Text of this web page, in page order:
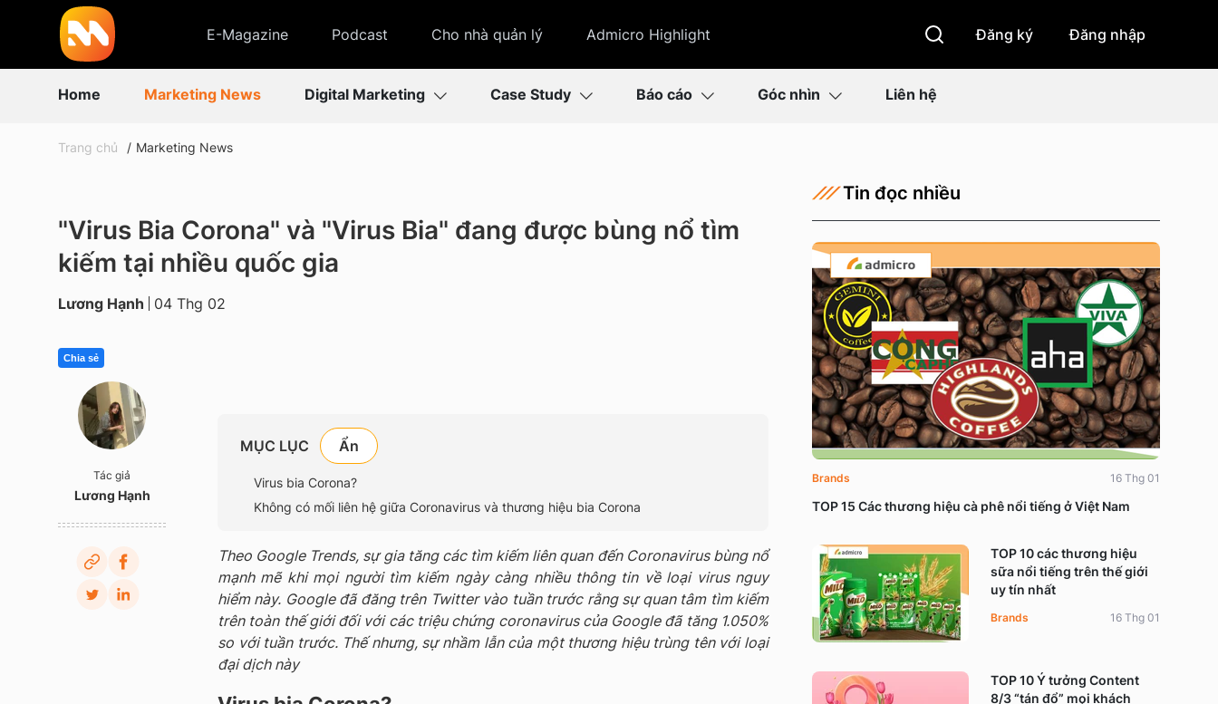
E-Magazine Podcast Cho nhà quản lý Admicro Highlight Đăng ký Đăng nhập
Home Marketing News Digital Marketing Case Study Báo cáo Góc nhìn Liên hệ
Trang chủ Marketing News
"Virus Bia Corona" và "Virus Bia" đang được bùng nổ tìm
kiếm tại nhiều quốc gia
Lương Hạnh 04 Thg 02
Chia sẻ
Tác giả
Lương Hạnh
MỤC LỤC
Virus bia Corona?
Không có mối liên hệ giữa Coronavirus và thương hiệu bia Corona
Theo Google Trends, sự gia tăng các tìm kiếm liên quan đến Coronavirus bùng nổ
mạnh mẽ khi mọi người tìm kiếm ngày càng nhiều thông tin về loại virus nguy
hiểm này. Google đã đăng trên Twitter vào tuần trước rằng sự quan tâm tìm kiếm
trên toàn thế giới đối với các triệu chứng coronavirus của Google đã tăng 1.050%
so với tuần trước. Thế nhưng, sự nhầm lẫn của một thương hiệu trùng tên với loại
đại dịch này
Tin đọc nhiều
TOP 15 Các thương hiệu cà phê nổi tiếng ở Việt Nam
Brands 16 Thg 01
TOP 10 các thương hiệu
sữa nổi tiếng trên thế giới
uy tín nhất
Brands 16 Thg 01
TOP 10 Ý tưởng Content
8/3 “tán đổ” mọi khách